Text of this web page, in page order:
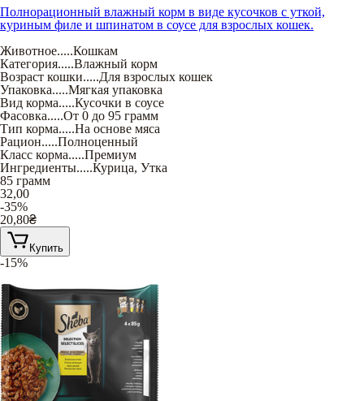
Полнорационный влажный корм в виде кусочков с уткой,
куриным филе и шпинатом в соусе для взрослых кошек.
Животное.....Кошкам
Категория.....Влажный корм
Возраст кошки.....Для взрослых кошек
Упаковка.....Мягкая упаковка
Вид корма.....Кусочки в соусе
Фасовка.....От 0 до 95 грамм
Тип корма.....На основе мяса
Рацион.....Полноценный
Класс корма.....Премиум
Ингредиенты.....Курица, Утка
85 грамм
32,00
-35%
20,80₴
Купить
-15%